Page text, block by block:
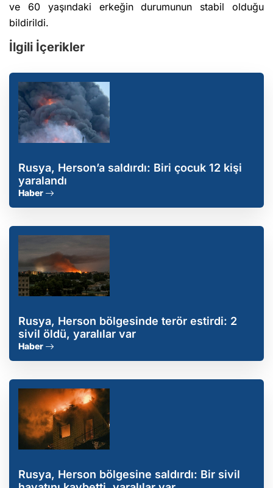
ve 60 yaşındaki erkeğin durumunun stabil olduğu
bildirildi.
İlgili İçerikler
Rusya, Herson’a saldırdı: Biri çocuk 12 kişi
yaralandı
Haber
Rusya, Herson bölgesinde terör estirdi: 2
sivil öldü, yaralılar var
Haber
Rusya, Herson bölgesine saldırdı: Bir sivil